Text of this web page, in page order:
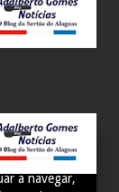
e
a navegar,